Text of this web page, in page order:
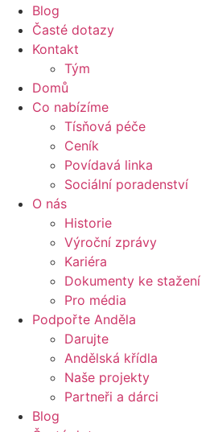
Blog
Časté dotazy
Kontakt
Tým
Domů
Co nabízíme
Tísňová péče
Ceník
Povídavá linka
Sociální poradenství
O nás
Historie
Výroční zprávy
Kariéra
Dokumenty ke stažení
Pro média
Podpořte Anděla
Darujte
Andělská křídla
Naše projekty
Partneři a dárci
Blog